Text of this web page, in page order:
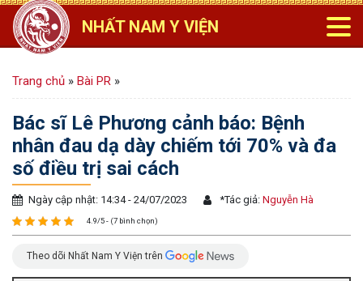
NHẤT NAM Y VIỆN
Trang chủ » Bài PR »
Bác sĩ Lê Phương cảnh báo: Bệnh
nhân đau dạ dày chiếm tới 70% và đa
số điều trị sai cách
Ngày cập nhật: 14:34 - 24/07/2023 *Tác giả: Nguyễn Hà
4.9/5 - (7 bình chọn)
Theo dõi Nhất Nam Y Viện trên